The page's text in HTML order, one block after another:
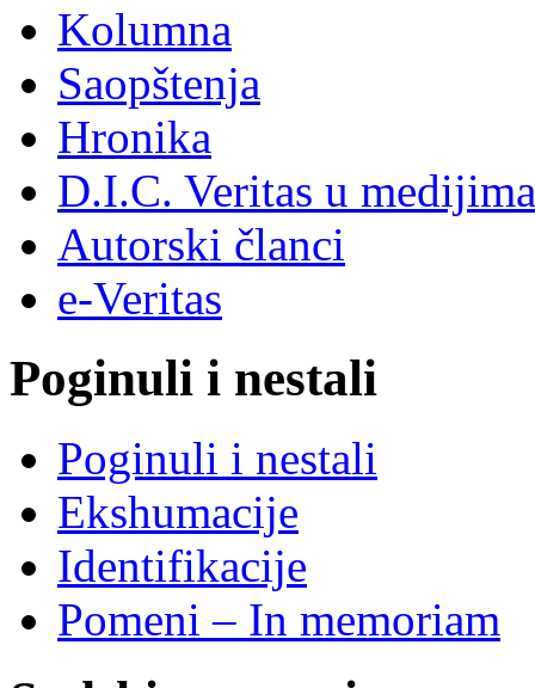
Kolumna
Saopštenja
Hronika
D.I.C. Veritas u medijima
Autorski članci
e-Veritas
Poginuli i nestali
Poginuli i nestali
Ekshumacije
Identifikacije
Pomeni – In memoriam